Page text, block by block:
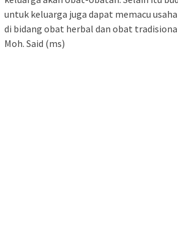
untuk keluarga juga dapat memacu
di bidang obat herbal dan obat
Moh. Said (ms)